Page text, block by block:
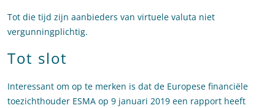
Tot die tijd zijn aanbieders van virtuele valuta niet
vergunningplichtig.
Tot slot
Interessant om op te merken is dat de Europese financiële
toezichthouder ESMA op 9 januari 2019 een rapport heeft